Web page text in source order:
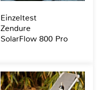
Einzeltest
Zendure
SolarFlow 800 Pro